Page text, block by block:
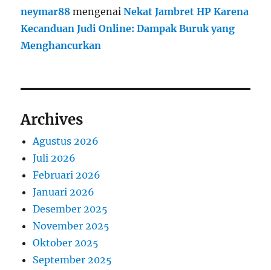
neymar88 mengenaiNekat Jambret HP Karena
Kecanduan Judi Online: Dampak Buruk yang
Menghancurkan
Archives
Agustus 2026
Juli 2026
Februari 2026
Januari 2026
Desember 2025
November 2025
Oktober 2025
September 2025